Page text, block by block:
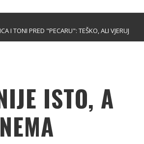
TONI PRED "PECARU": TEŠKO, ALI VJERUJEMO!
ISTO, A